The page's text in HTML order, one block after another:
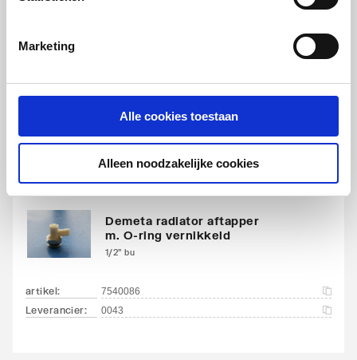
Marketing
Alle cookies toestaan
Alleen noodzakelijke cookies
Demeta radiator aftapper
m. O-ring vernikkeld
1/2" bu
artikel: 7540086
Leverancier: 0043